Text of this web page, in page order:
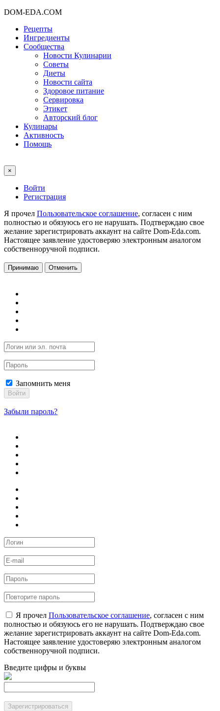
DOM-EDA.COM
Рецепты
Ингредиенты
Сообщества
Новости Кулинарии
Советы
Диеты
Новости сайта
Здоровое питание
Сервировка
Этикет
Авторский блог
Кулинары
Активность
Помощь
×
Войти
Регистрация
Я прочел Пользовательское соглашение, согласен с ним
полностью и обязуюсь его не нарушать. Подтверждаю свое
желание зарегистрировать аккаунт на сайте Dom-Eda.com.
Настоящее заявление удостоверяю электронным аналогом
собственноручной подписи.
Принимаю Отменить
Запомнить меня
Войти
Забыли пароль?
Я прочел Пользовательское соглашение, согласен с ним
полностью и обязуюсь его не нарушать. Подтверждаю свое
желание зарегистрировать аккаунт на сайте Dom-Eda.com.
Настоящее заявление удостоверяю электронным аналогом
собственноручной подписи.
Введите цифры и буквы
Зарегистрироваться